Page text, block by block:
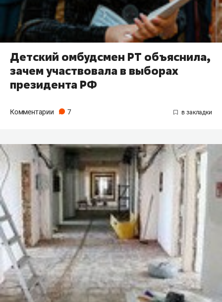
Детский омбудсмен РТ объяснила,
зачем участвовала в выборах
президента РФ​
Комментарии 7